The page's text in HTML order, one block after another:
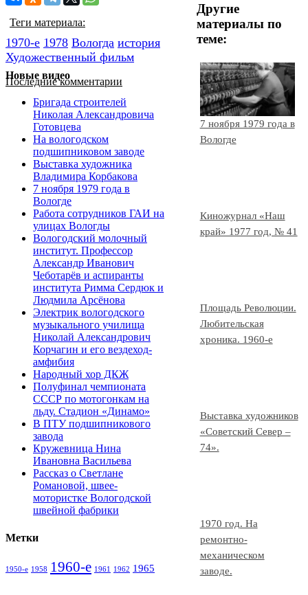
Другие
материалы по
теме:
7 ноября 1979 года в
Вологде
Киножурнал «Наш
край» 1977 год, № 41
Площадь Революции.
Любительская
хроника. 1960-е
Выставка художников
«Советский Север –
74».
1970 год. На
ремонтно-
механическом
заводе.
Теги материала:
1970-е 1978 Вологда история
Художественный фильм
Последние комментарии
Новые видео
Бригада строителей
Николая Александровича
Готовцева
На вологодском
подшипниковом заводе
Выставка художника
Владимира Корбакова
7 ноября 1979 года в
Вологде
Работа сотрудников ГАИ на
улицах Вологды
Вологодский молочный
институт. Профессор
Александр Иванович
Чеботарёв и аспиранты
института Римма Сердюк и
Людмила Арсёнова
Электрик вологодского
музыкального училища
Николай Александрович
Корчагин и его вездеход-
амфибия
Народный хор ДКЖ
Полуфинал чемпионата
СССР по мотогонкам на
льду. Стадион «Динамо»
В ПТУ подшипникового
завода
Кружевница Нина
Ивановна Васильева
Рассказ о Светлане
Романовой, швее-
мотористке Вологодской
швейной фабрики
Метки
1950-е 1958 1960-е 1961 1962 1965